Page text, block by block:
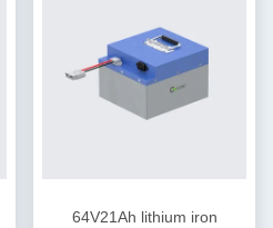
64V21Ah lithium iron